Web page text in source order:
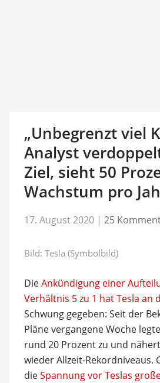
„Unbegrenzt viel
Analyst
Ziel, sieht 50
Wachstum pro
17. August 2020 | 25
Bild: Tesla (Symbolbild)
DieAnkündigung einer
Verhältnis 5 zu 1 hat Tesla an
Schwung gegeben: Seit der
Pläne vergangene Woche
rund 20 Prozent zu und
wieder Allzeit-Rekordniveaus.
dieSpannung vor Teslas